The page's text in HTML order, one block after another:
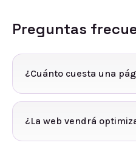
Preguntas
¿Cuánto cuesta una
¿La web vendrá